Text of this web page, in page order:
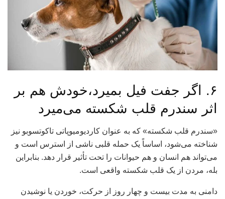
۶. اگر جفت فیل بمیرد،خودش هم بر
اثر سندرم قلب شکسته می‌میرد
«سندرم قلب شکسته» که به عنوان کاردیومیوپاتی تاکوتسوبو نیز
شناخته می‌شود، اساساً یک حمله قلبی ناشی از استرس است و
می‌تواند هم انسان و هم حیوانات را تحت تأثیر قرار دهد. بنابراین
بله، مردن از یک قلب شکسته واقعی است.
دامنی به مدت بیست و چهار روز از حرکت، خوردن یا نوشیدن